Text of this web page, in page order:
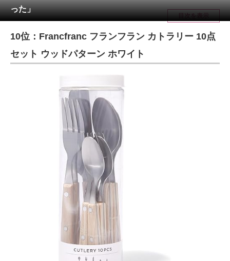
メディア
注目記事を集めた総合ページ
進化するPCとデバイスの未来
好きが集まる 比べて選べる
ビジネスと働き方のヒント
AI活用のいまが分かる
企業ITのトレンドを詳説
経営リーダーのコミュニティ
マーケ×ITの今がよく分かる
ITエンジニア向け専門サイト
った」
目次を表示
10位：Francfranc フランフラン カトラリー 10点
セット ウッドパターン ホワイト